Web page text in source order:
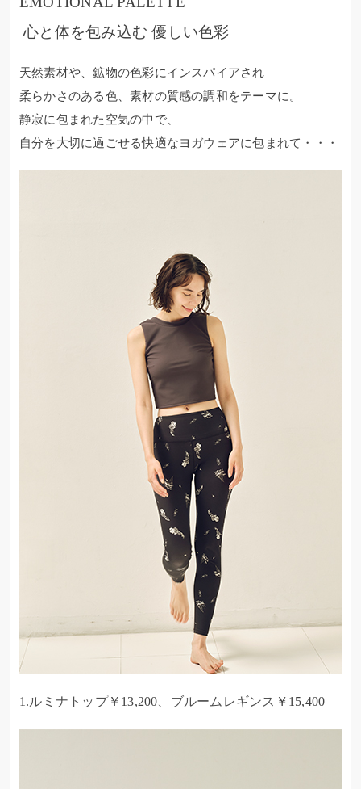
心と体を包み込む 優しい色彩
天然素材や、鉱物の色彩にインスパイアされ
柔らかさのある色、素材の質感の調和をテーマに。
静寂に包まれた空気の中で、
自分を大切に過ごせる快適なヨガウェアに包まれて・・・
1.ルミナトップ￥13,200、 ブルームレギンス ￥15,400